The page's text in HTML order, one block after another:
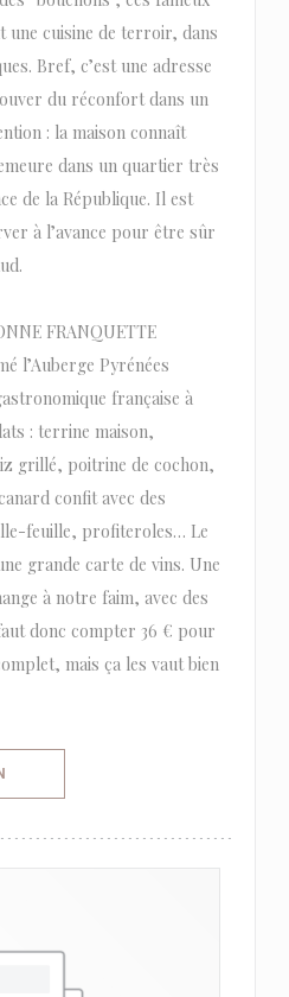
une cuisine de terroir, dans
Bref, c’est une adresse
du réconfort dans un
: la maison connaît
dans un quartier très
de la République. Il est
à l’avance pour être sûr
FRANQUETTE
l’Auberge Pyrénées
française à
: terrine maison,
grillé, poitrine de cochon,
confit avec des
feuille, profiteroles… Le
grande carte de vins. Une
à notre faim, avec des
donc compter 36 € pour
mais ça les vaut bien